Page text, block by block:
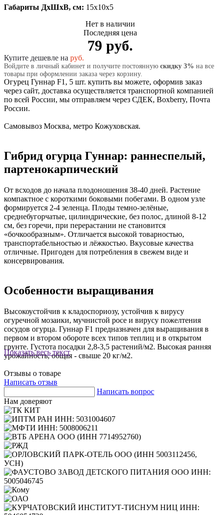
Габариты ДхШхВ, см: 15x10x5
Нет в наличии
Последняя цена
79 руб.
Купите дешевле на руб.
Войдите в личный кабинет и получите постоянную скидку 3% на все
товары при оформлении заказа через корзину.
Огурец Гуннар F1, 5 шт. купить вы можете, оформив заказ
через сайт, доставка осуществляется транспортной компанией
по всей России, мы отправляем через СДЕК, Boxberry, Почта
России.
Показать весь текст
Самовывоз Москва, метро Кожуховская.
Гибрид огурца Гуннар: раннеспелый,
партенокарпический
От всходов до начала плодоношения 38-40 дней. Растение
компактное с короткими боковыми побегами. В одном узле
формируется 2-4 зеленца. Плоды темно-зелёные,
среднебугорчатые, цилиндрические, без полос, длиной 8-12
см, без горечи, при перерастании не становится
«бочкообразным». Отличается высокой товарностью,
транспортабельностью и лёжкостью. Вкусовые качества
отличные. Пригоден для потребления в свежем виде и
консервирования.
Особенности выращивания
Высокоустойчив к кладоспориозу, устойчив к вирусу
огуречной мозаики, мучнистой росе и вирусу пожелтения
сосудов огурца. Гуннар F1 предназначен для выращивания в
первом и втором обороте всех типов теплиц и в открытом
грунте. Густота посадки 2,8-3,5 растений/м2. Высокая ранняя
урожайность, общая - свыше 20 кг/м2.
Отзывы о товаре
Написать отзыв
Написать вопрос
Нам доверяют